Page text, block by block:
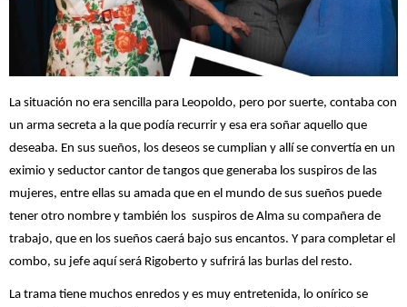
La situación no era sencilla para Leopoldo, pero por suerte, contaba con
un arma secreta a la que podía recurrir y esa era soñar aquello que
deseaba. En sus sueños, los deseos se cumplian y allí se convertía en un
eximio y seductor cantor de tangos que generaba los suspiros de las
mujeres, entre ellas su amada que en el mundo de sus sueños puede
tener otro nombre y también los suspiros de Alma su compañera de
trabajo, que en los sueños caerá bajo sus encantos. Y para completar el
combo, su jefe aquí será Rigoberto y sufrirá las burlas del resto.
La trama tiene muchos enredos y es muy entretenida, lo onírico se